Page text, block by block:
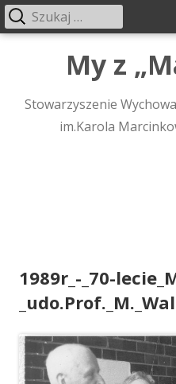
My z
Stowarzyszenie
im.Karola
Menu
główne
Szukaj:
1989r_-_70-